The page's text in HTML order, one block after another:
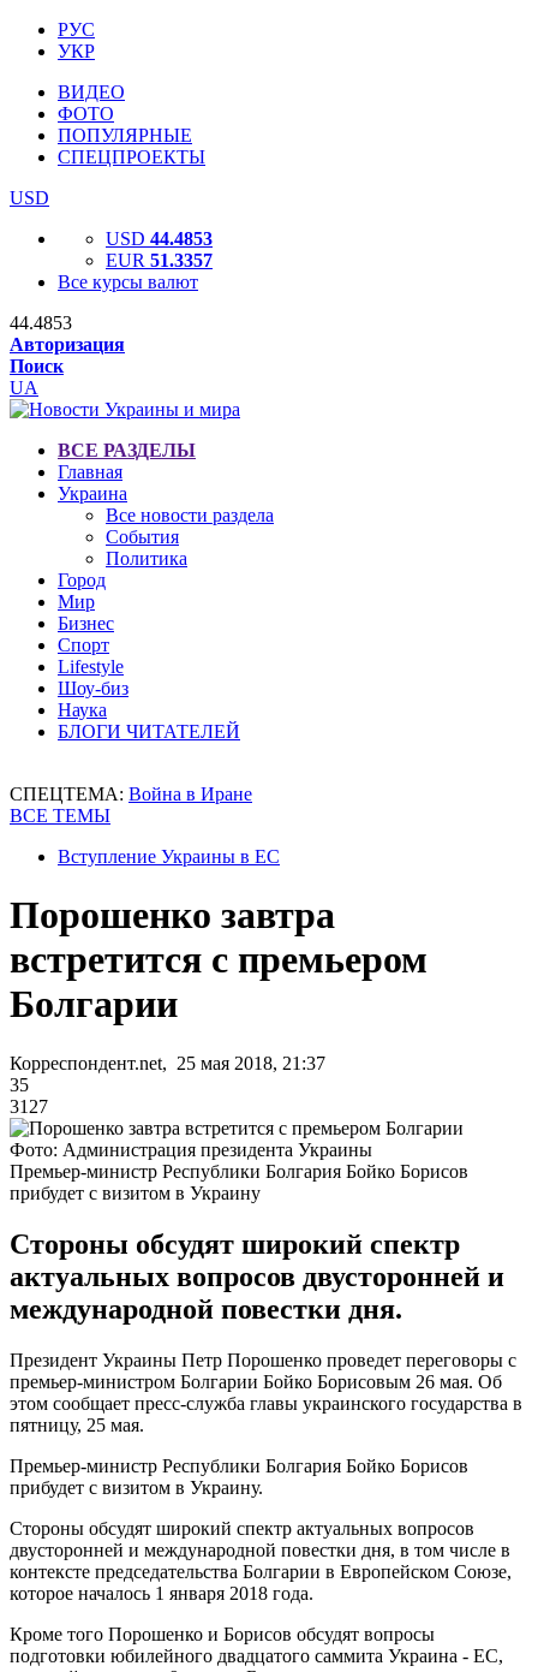
РУС
УКР
ВИДЕО
ФОТО
ПОПУЛЯРНЫЕ
СПЕЦПРОЕКТЫ
USD
USD 44.4853
EUR 51.3357
Все курсы валют
44.4853
Авторизация
Поиск
UA
ВСЕ РАЗДЕЛЫ
Главная
Украина
Все новости раздела
События
Политика
Город
Мир
Бизнес
Спорт
Lifestyle
Шоу-биз
Наука
БЛОГИ ЧИТАТЕЛЕЙ
СПЕЦТЕМА: Война в Иране
ВСЕ ТЕМЫ
Вступление Украины в ЕС
Порошенко завтра
встретится с премьером
Болгарии
Корреспондент.net, 25 мая 2018, 21:37
35
3127
Фото: Администрация президента Украины
Премьер-министр Республики Болгария Бойко Борисов
прибудет с визитом в Украину
Стороны обсудят широкий спектр
актуальных вопросов двусторонней и
международной повестки дня.
Президент Украины Петр Порошенко проведет переговоры с
премьер-министром Болгарии Бойко Борисовым 26 мая. Об
этом сообщает пресс-служба главы украинского государства в
пятницу, 25 мая.
Премьер-министр Республики Болгария Бойко Борисов
прибудет с визитом в Украину.
Стороны обсудят широкий спектр актуальных вопросов
двусторонней и международной повестки дня, в том числе в
контексте председательства Болгарии в Европейском Союзе,
которое началось 1 января 2018 года.
Кроме того Порошенко и Борисов обсудят вопросы
подготовки юбилейного двадцатого саммита Украина - ЕС,